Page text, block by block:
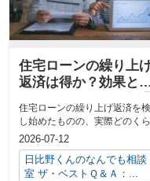
住宅ローンの繰り上
返済は得か？効果とシ
のない判断をする方
住宅ローンの繰り上げ返済を
し始めたものの、実際どのくら
効果があるのか、なかなかイメ
ジしづらい...
2026-07-12
日比野くんのなんでも相談
室 ザ・ベストＱ＆Ａ：...